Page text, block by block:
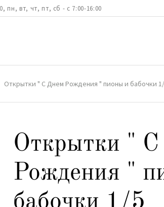
пн, вт, чт, пт, сб - с 7:00-16:00
Открытки " С Днем Рождения " пионы и бабочки
Открытки "
Рождения "
бабочки 1/5